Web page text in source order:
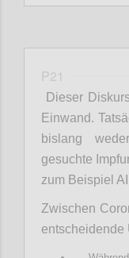
P21
Dieser
Einwand.
bislang
gesuchte
zum Beispiel
Zwischen
entscheidende